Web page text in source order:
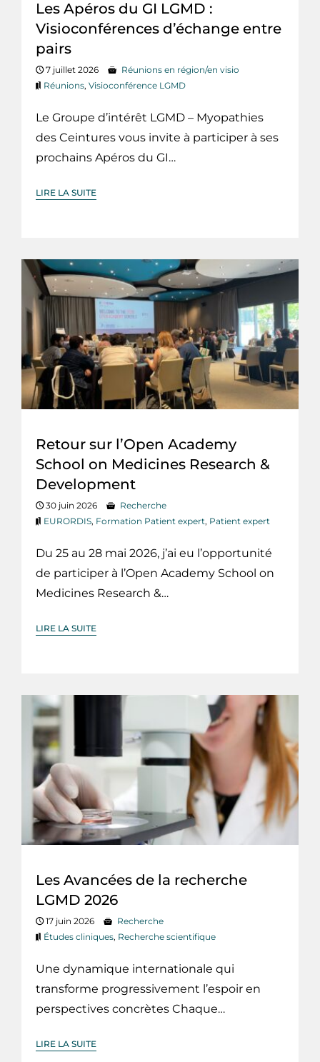
Les Apéros du GI LGMD :
Visioconférences d’échange entre
pairs
7 juillet 2026
Réunions en région/en visio
Réunions, Visioconférence LGMD
Le Groupe d’intérêt LGMD – Myopathies
des Ceintures vous invite à participer à ses
prochains Apéros du GI…
LIRE LA SUITE
Retour sur l’Open Academy
School on Medicines Research &
Development
30 juin 2026
Recherche
EURORDIS, Formation Patient expert, Patient expert
Du 25 au 28 mai 2026, j’ai eu l’opportunité
de participer à l’Open Academy School on
Medicines Research &…
LIRE LA SUITE
Les Avancées de la recherche
LGMD 2026
17 juin 2026
Recherche
Études cliniques, Recherche scientifique
Une dynamique internationale qui
transforme progressivement l’espoir en
perspectives concrètes Chaque…
LIRE LA SUITE